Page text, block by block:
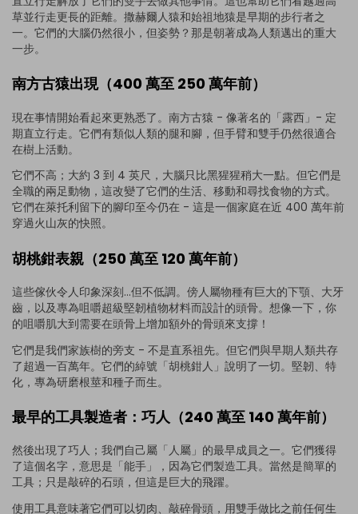
草並行走更長的距離。撒赫爾人猿和始祖地猿是早期的步行者之
一。它們的大腦仍然很小，但姿勢？那是朝著成為人類邁出的重大
一步。
南方古猿出現（400 萬至 250 萬年前）
現在事情開始看起來更熟悉了。南方古猿 - 像著名的「露西」- 定
期直立行走。它們有類似人類的腿和腳，但手臂和雙手仍然很適合
在樹上活動。
它們不高；大約 3 到 4 英尺，大腦只比黑猩猩稍大一點。但它們是
全職的兩足動物，這改變了它們的生活、移動和尋找食物的方式。
它們在萊托利留下的腳印至今仍在 - 這是一個家庭在近 400 萬年前
穿過火山灰的快照。
胡桃鉗表親（250 萬至 120 萬年前）
這些傢伙令人印象深刻...但不低調。傍人屬物種有巨大的下顎、大牙
齒，以及專為咀嚼超級堅韌植物材料而設計的頭骨。想像一下，你
的咀嚼肌大到需要在頭骨上增加額外的骨頭來支撐！
它們是我們家族樹的旁支 - 不是直系祖先。但它們與早期人類共存
了超過一百萬年。它們的綽號「胡桃鉗人」說明了一切。堅韌、特
化，專為研磨根莖和種子而生。
最早的工具製造者：巧人（240 萬至 140 萬年前）
然後出現了巧人；我們自己屬「人屬」的最早成員之一。它們獲得
了這個名字，意思是「能手」，因為它們製造工具。當然是簡單的
工具；只是敲碎的石頭，但這是巨大的飛躍。
使用工具意味著它們可以切肉、敲碎骨頭，用雙手做比之前任何生